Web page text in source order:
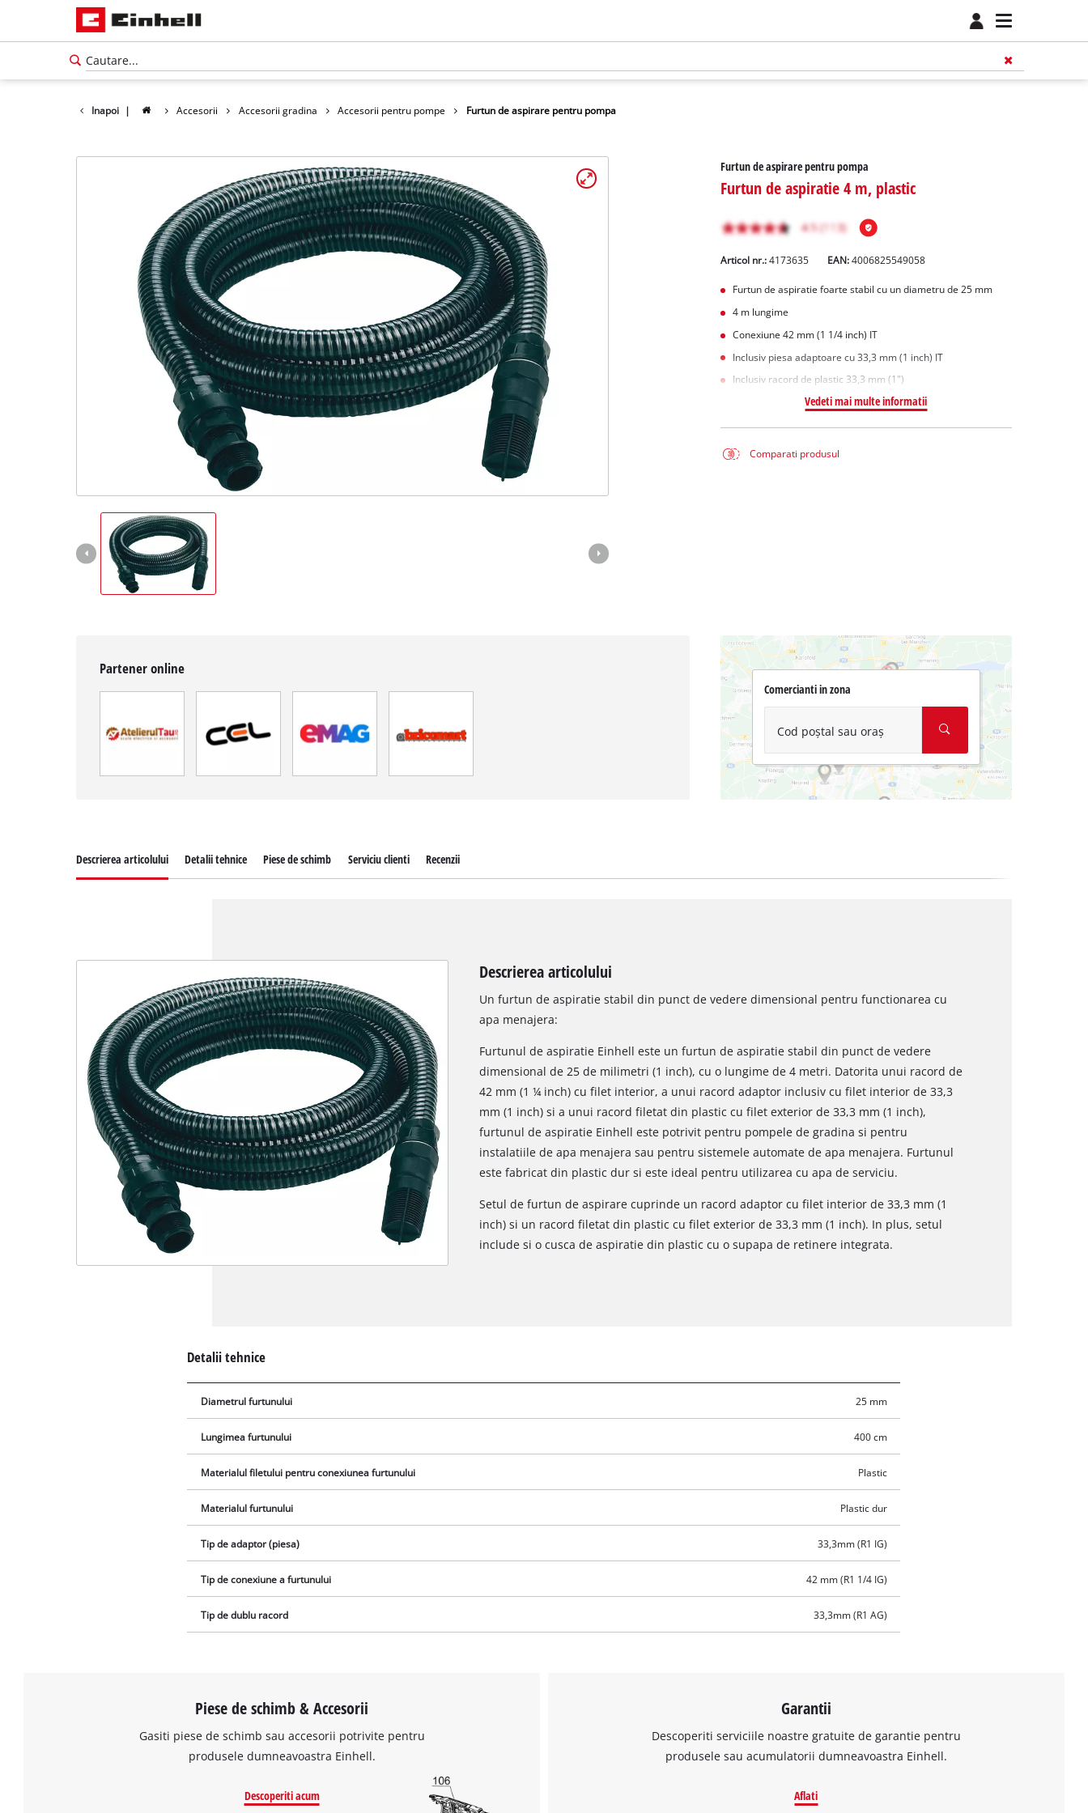
Inapoi | Accesorii Accesorii gradina Accesorii pentru pompe Furtun de aspirare pentru pompa
Furtun de aspirare pentru pompa
Furtun de aspiratie 4 m, plastic
Articol nr.: 4173635 EAN:4006825549058
Furtun de aspiratie foarte stabil cu un diametru de 25 mm
4 m lungime
Conexiune 42 mm (1 1/4 inch) IT
Inclusiv piesa adaptoare cu 33,3 mm (1 inch) IT
Inclusiv racord de plastic 33,3 mm (1")
Vedeti mai multe informatii
Comparati produsul
Partener online
Comercianti in zona
Cod poștal sau oraș
incarca serviciul Google Maps!
Descrierea articolului Detalii tehnice Piese de schimb Serviciu clienti Recenzii
Descrierea articolului
Un furtun de aspiratie stabil din punct de vedere dimensional pentru functionarea cu
apa menajera:
Furtunul de aspiratie Einhell este un furtun de aspiratie stabil din punct de vedere
dimensional de 25 de milimetri (1 inch), cu o lungime de 4 metri. Datorita unui racord de
42 mm (1 ¼ inch) cu filet interior, a unui racord adaptor inclusiv cu filet interior de 33,3
mm (1 inch) si a unui racord filetat din plastic cu filet exterior de 33,3 mm (1 inch),
furtunul de aspiratie Einhell este potrivit pentru pompele de gradina si pentru
instalatiile de apa menajera sau pentru sistemele automate de apa menajera. Furtunul
este fabricat din plastic dur si este ideal pentru utilizarea cu apa de serviciu.
Setul de furtun de aspirare cuprinde un racord adaptor cu filet interior de 33,3 mm (1
inch) si un racord filetat din plastic cu filet exterior de 33,3 mm (1 inch). In plus, setul
include si o cusca de aspiratie din plastic cu o supapa de retinere integrata.
Detalii tehnice
Diametrul furtunului 25 mm
Lungimea furtunului 400 cm
Materialul filetului pentru conexiunea furtunului Plastic
Materialul furtunului Plastic dur
Tip de adaptor (piesa) 33,3mm (R1 IG)
Tip de conexiune a furtunului 42 mm (R1 1/4 IG)
Tip de dublu racord 33,3mm (R1 AG)
Piese de schimb & Accesorii
Gasiti piese de schimb sau accesorii potrivite pentru
produsele dumneavoastra Einhell.
Descoperiti acum
Garantii
Descoperiti serviciile noastre gratuite de garantie pentru
produsele sau acumulatorii dumneavoastra Einhell.
Aflati